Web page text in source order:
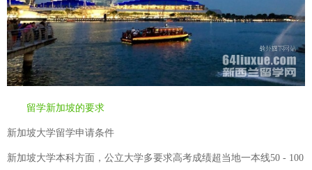
留学新加坡的要求
新加坡大学留学申请条件
新加坡大学本科方面，公立大学多要求高考成绩超当地一本线50 - 100